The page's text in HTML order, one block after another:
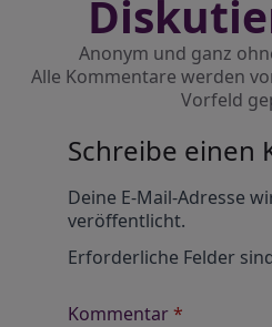
Anonym und ganz
Alle Kommentare werden
Vorfeld
Schreibe einen
Deine E-Mail-Adresse
veröffentlicht.
Erforderliche Felder
Kommentar*